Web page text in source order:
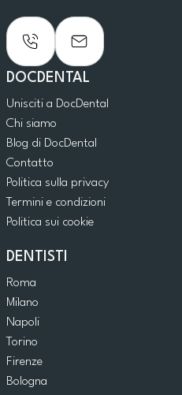
DOCDENTAL
Unisciti a DocDental
Chi siamo
Blog di DocDental
Contatto
Politica sulla privacy
Termini e condizioni
Politica sui cookie
DENTISTI
Roma
Milano
Napoli
Torino
Firenze
Bologna